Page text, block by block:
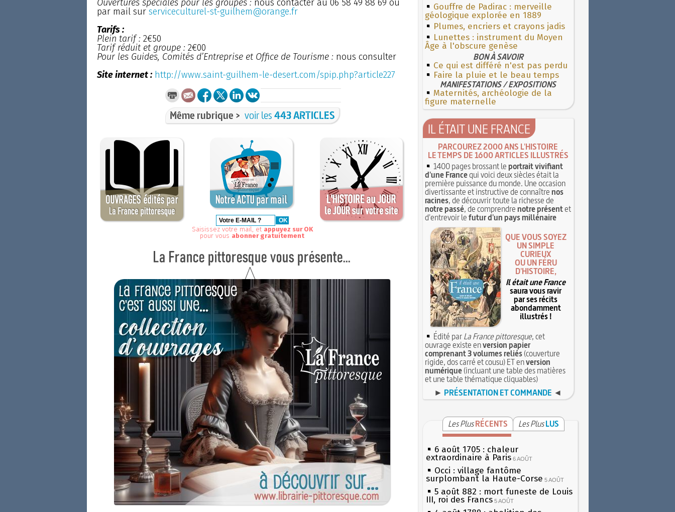
Ouvertures spéciales pour les groupes : nous contacter au 06 58 49 88 69 ou
par mail sur serviceculturel-st-guilhem@orange.fr
Tarifs :
Plein tarif : 2€50
Tarif réduit et groupe : 2€00
Pour les Guides, Comités d’Entreprise et Office de Tourisme : nous consulter
Site internet : http://www.saint-guilhem-le-desert.com/spip.php?article227
Même rubrique > voir les443 ARTICLES
Saisissez votre mail, et appuyez sur OK
pour vous abonner gratuitement
Gouffre de Padirac : merveille
géologique explorée en 1889
Plumes, encriers et crayons jadis
Lunettes : instrument du Moyen
Âge à l'obscure genèse
BON À SAVOIR
Ce qui est différé n'est pas perdu
Faire la pluie et le beau temps
MANIFESTATIONS / EXPOSITIONS
Maternités, archéologie de la
figure maternelle
IL ÉTAIT UNE FRANCE
PARCOUREZ 2000 ANS L'HISTOIRE
LE TEMPS DE 1600 ARTICLES ILLUSTRÉS
1400 pages brossant leportrait vivifiant
d'une Francequi voici deux siècles était la
première puissance du monde. Une occasion
divertissante et instructive de connaîtrenos
racines, de découvrir toute la richesse de
notre passé, de comprendrenotre présentet
d'entrevoir lefutur d'un pays millénaire
QUE VOUS SOYEZ
UN SIMPLE
CURIEUX
OU UN FÉRU
D'HISTOIRE,
Il était une France
saura vous ravir
par ses récits
abondamment
illustrés !
Édité parLa France pittoresque, cet
ouvrage existe enversion papier
comprenant 3 volumes reliés(couverture
rigide, dos carré et cousu) ET enversion
numérique(incluant une table des matières
et une table thématique cliquables)
► PRÉSENTATION ET COMMANDE ◄
Les Plus RÉCENTS Les Plus LUS
6 août 1705 : chaleur
extraordinaire à Paris 6 AOÛT
Occi : village fantôme
surplombant la Haute-Corse 5 AOÛT
5 août 882 : mort funeste de Louis
III, roi des Francs 5 AOÛT